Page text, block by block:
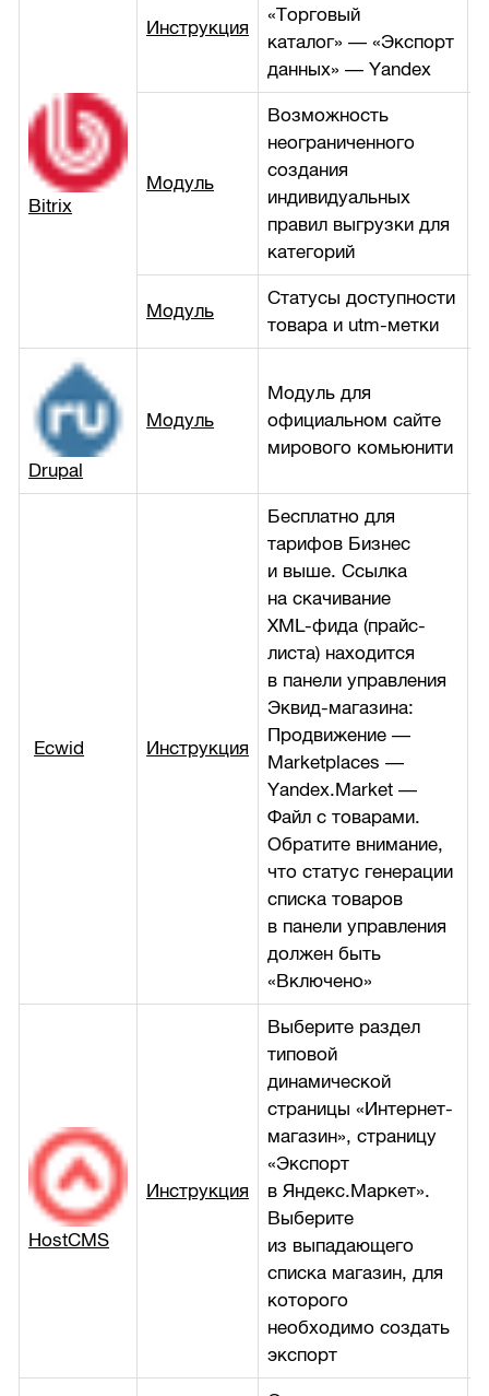
Bitrix
Инструкция
«Торговый
каталог» — «Экспорт
данных» — Yandex
Модуль
Возможность
неограниченного
создания
индивидуальных
правил выгрузки для
категорий
Модуль
Статусы доступности
товара и utm-метки
Drupal
Модуль
Модуль для
официальном сайте
мирового комьюнити
Ecwid Инструкция
Бесплатно для
тарифов Бизнес
и выше. Ссылка
на скачивание
XML-фида (прайс-
листа) находится
в панели управления
Эквид-магазина:
Продвижение —
Marketplaces —
Yandex.Market —
Файл с товарами.
Обратите внимание,
что статус генерации
списка товаров
в панели управления
должен быть
«Включено»
HostCMS
Инструкция
Выберите раздел
типовой
динамической
страницы «Интернет-
магазин», страницу
«Экспорт
в Яндекс.Маркет».
Выберите
из выпадающего
списка магазин, для
которого
необходимо создать
экспорт